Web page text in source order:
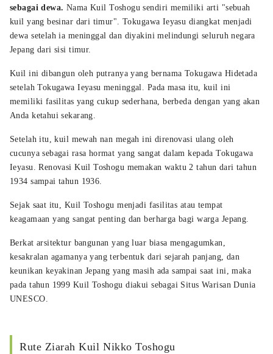
sebagai dewa. Nama Kuil Toshogu sendiri memiliki arti "sebuah
kuil yang besinar dari timur". Tokugawa Ieyasu diangkat menjadi
dewa setelah ia meninggal dan diyakini melindungi seluruh negara
Jepang dari sisi timur.
Kuil ini dibangun oleh putranya yang bernama Tokugawa Hidetada
setelah Tokugawa Ieyasu meninggal. Pada masa itu, kuil ini
memiliki fasilitas yang cukup sederhana, berbeda dengan yang akan
Anda ketahui sekarang.
Setelah itu, kuil mewah nan megah ini direnovasi ulang oleh
cucunya sebagai rasa hormat yang sangat dalam kepada Tokugawa
Ieyasu. Renovasi Kuil Toshogu memakan waktu 2 tahun dari tahun
1934 sampai tahun 1936.
Sejak saat itu, Kuil Toshogu menjadi fasilitas atau tempat
keagamaan yang sangat penting dan berharga bagi warga Jepang.
Berkat arsitektur bangunan yang luar biasa mengagumkan,
kesakralan agamanya yang terbentuk dari sejarah panjang, dan
keunikan keyakinan Jepang yang masih ada sampai saat ini, maka
pada tahun 1999 Kuil Toshogu diakui sebagai Situs Warisan Dunia
UNESCO.
Rute Ziarah Kuil Nikko Toshogu